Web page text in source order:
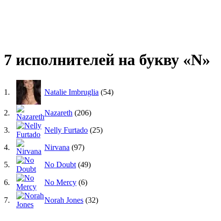
7 исполнителей на букву «N»
1. Natalie Imbruglia (54)
2. Nazareth (206)
3. Nelly Furtado (25)
4. Nirvana (97)
5. No Doubt (49)
6. No Mercy (6)
7. Norah Jones (32)